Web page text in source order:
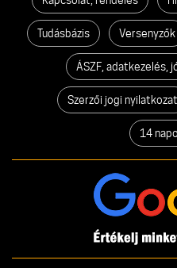
Tudásbázis Versenyzők
ÁSZF, adatkezelés,
Szerzői jogi nyilatkozat
14